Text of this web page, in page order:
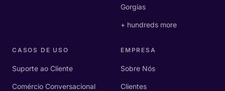
Gorgias
+ hundreds more
CASOS DE USO
Suporte ao Cliente
Comércio Conversacional
EMPRESA
Sobre Nós
Clientes